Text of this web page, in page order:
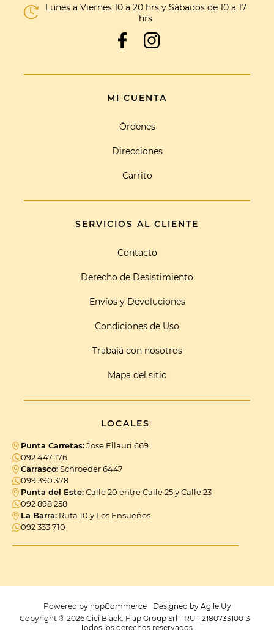
Lunes a Viernes 10 a 20 hrs y Sábados de 10 a 17
hrs
MI CUENTA
Órdenes
Direcciones
Carrito
SERVICIOS AL CLIENTE
Contacto
Derecho de Desistimiento
Envíos y Devoluciones
Condiciones de Uso
Trabajá con nosotros
Mapa del sitio
LOCALES
Punta Carretas:Jose Ellauri 669
092 447 176
Carrasco:Schroeder 6447
099 390 378
Punta del Este:Calle 20 entre Calle 25 y Calle 23
092 898 258
La Barra: Ruta 10 y Los Ensueños
092 333 710
Powered by nopCommerce Designed by Agile.Uy
Copyright ® 2026 Cici Black. Flap Group Srl - RUT 218073310013 -
Todos los derechos reservados.